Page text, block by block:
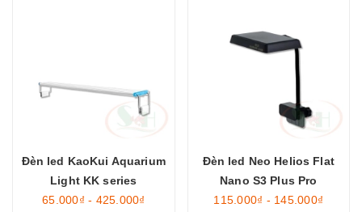
Đèn led KaoKui Aquarium
Light KK series
65.000₫ - 425.000₫
Đèn led Neo Helios Flat
Nano S3 Plus Pro
115.000₫ - 145.000₫